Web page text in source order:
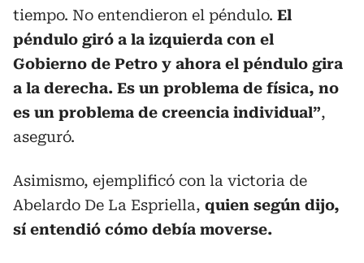
tiempo. No entendieron el péndulo. El
péndulo giró a la izquierda con el
Gobierno de Petro y ahora el péndulo gira
a la derecha. Es un problema de física, no
es un problema de creencia individual”,
aseguró.
Asimismo, ejemplificó con la victoria de
Abelardo De La Espriella, quien según dijo,
sí entendió cómo debía moverse.